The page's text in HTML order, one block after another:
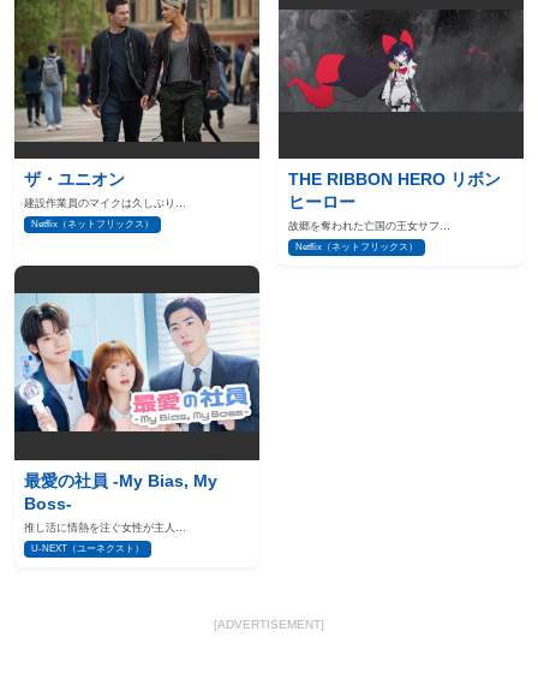
ザ・ユニオン
建設作業員のマイクは久しぶり…
Netflix（ネットフリックス）
THE RIBBON HERO リボン
ヒーロー
故郷を奪われた亡国の王女サフ…
Netflix（ネットフリックス）
最愛の社員 -My Bias, My
Boss-
推し活に情熱を注ぐ女性が主人…
U-NEXT（ユーネクスト）
[ADVERTISEMENT]